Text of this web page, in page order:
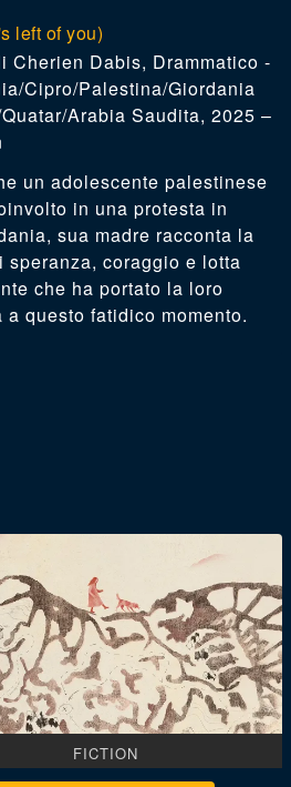
left of you)
Cherien Dabis, Drammatico -
Cipro/Palestina/Giordania
Arabia Saudita, 2025 –
un adolescente palestinese
in una protesta in
sua madre racconta la
speranza, coraggio e lotta
che ha portato la loro
a questo fatidico momento.
FICTION